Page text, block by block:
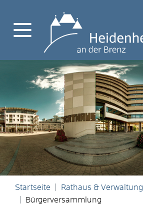
Startseite Rathaus & Verwaltung
Bürgerversammlung